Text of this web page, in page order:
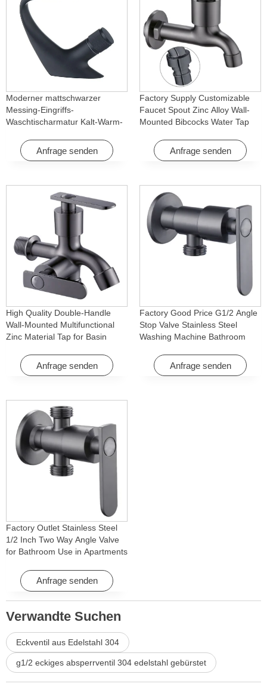
Moderner mattschwarzer
Messing-Eingriffs-
Waschtischarmatur Kalt-Warm-
Hotel & Wohnung
Anfrage senden
Factory Supply Customizable
Faucet Spout Zinc Alloy Wall-
Mounted Bibcocks Water Tap
Anfrage senden
High Quality Double-Handle
Wall-Mounted Multifunctional
Zinc Material Tap for Basin
Homes
Anfrage senden
Factory Good Price G1/2 Angle
Stop Valve Stainless Steel
Washing Machine Bathroom
Apartments & Hotels
Anfrage senden
Factory Outlet Stainless Steel
1/2 Inch Two Way Angle Valve
for Bathroom Use in Apartments
Anfrage senden
Verwandte Suchen
Eckventil aus Edelstahl 304
g1/2 eckiges absperrventil 304 edelstahl gebürstet